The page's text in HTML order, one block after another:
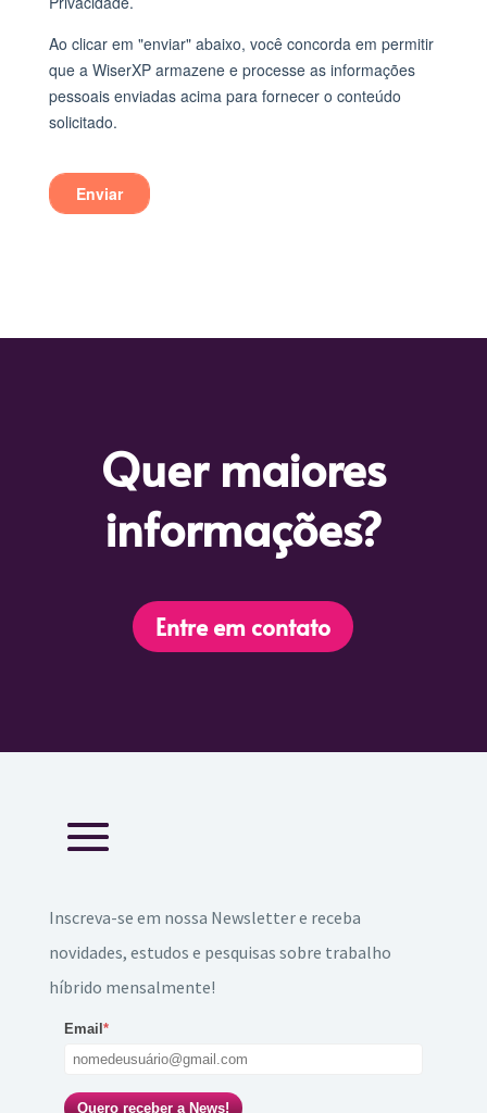
Quer maiores
informações?
Entre em contato
Inscreva-se em nossa Newsletter e receba
novidades, estudos e pesquisas sobre trabalho
híbrido mensalmente!
Email *
Quero receber a News!